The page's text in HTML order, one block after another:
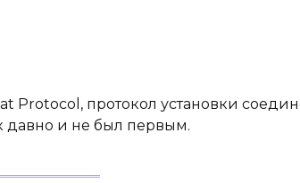
Protocol, протокол установки
давно и не был первым.